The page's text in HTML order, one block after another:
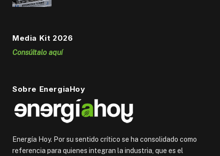
Media Kit 2026
Consúltalo aquí
Sobre EnergiaHoy
Energía Hoy. Por su sentido crítico se ha consolidado como
referencia para quienes integran la industria, que es el